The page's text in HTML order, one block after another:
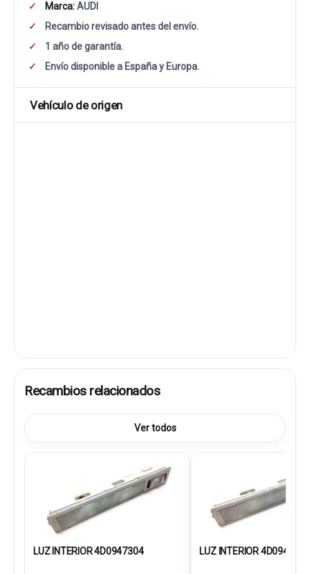
Marca:AUDI
Recambio revisado antes del envío.
1 año de garantía.
Envío disponible a España y Europa.
Vehículo de origen
Recambios relacionados
Ver todos
LUZ INTERIOR 4D0947304 LUZ INTERIOR 4D0947303